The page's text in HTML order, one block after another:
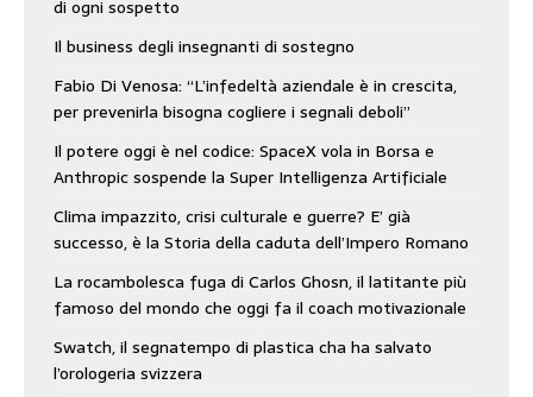
di ogni sospetto
Il business degli insegnanti di sostegno
Fabio Di Venosa: “L’infedeltà aziendale è in crescita,
per prevenirla bisogna cogliere i segnali deboli”
Il potere oggi è nel codice: SpaceX vola in Borsa e
Anthropic sospende la Super Intelligenza Artificiale
Clima impazzito, crisi culturale e guerre? E’ già
successo, è la Storia della caduta dell’Impero Romano
La rocambolesca fuga di Carlos Ghosn, il latitante più
famoso del mondo che oggi fa il coach motivazionale
Swatch, il segnatempo di plastica cha ha salvato
l’orologeria svizzera